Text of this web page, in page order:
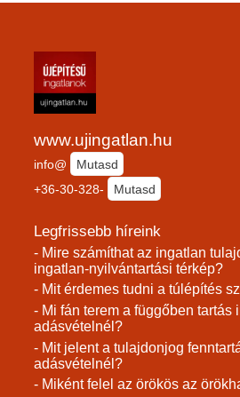
www.ujingatlan.hu
info@
Mutasd
+36-30-328-
Mutasd
Legfrissebb híreink
- Mire számíthat az ingatlan
ingatlan-nyilvántartási térkép?
- Mit érdemes tudni a túlépítés
- Mi fán terem a függőben tartás
adásvételnél?
- Mit jelent a tulajdonjog
adásvételnél?
- Miként felel az örökös az